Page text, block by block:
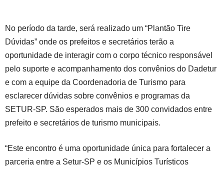
No período da tarde, será realizado um “Plantão Tire
Dúvidas” onde os prefeitos e secretários terão a
oportunidade de interagir com o corpo técnico responsável
pelo suporte e acompanhamento dos convênios do Dadetur
e com a equipe da Coordenadoria de Turismo para
esclarecer dúvidas sobre convênios e programas da
SETUR-SP. São esperados mais de 300 convidados entre
prefeito e secretários de turismo municipais.
“Este encontro é uma oportunidade única para fortalecer a
parceria entre a Setur-SP e os Municípios Turísticos